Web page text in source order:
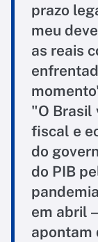
prazo
meu
as reais
"O Brasil
fiscal e
do
do PIB
em abril
apontam